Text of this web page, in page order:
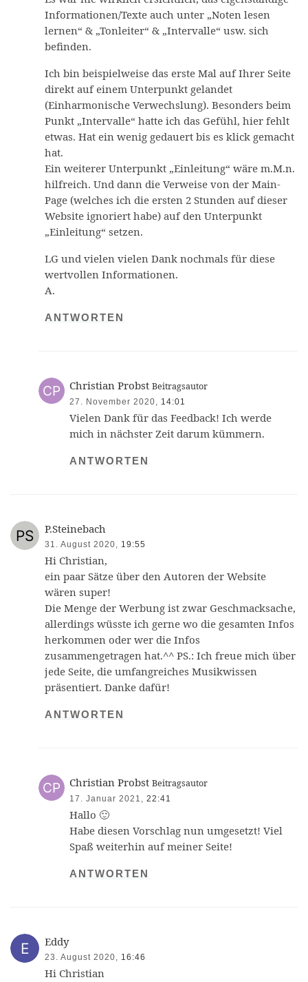
Informationen/Texte auch unter „Noten lesen
lernen“ & „Tonleiter“ & „Intervalle“ usw. sich
befinden.
Ich bin beispielweise das erste Mal auf Ihrer Seite
direkt auf einem Unterpunkt gelandet
(Einharmonische Verwechslung). Besonders beim
Punkt „Intervalle“ hatte ich das Gefühl, hier fehlt
etwas. Hat ein wenig gedauert bis es klick gemacht
hat.
Ein weiterer Unterpunkt „Einleitung“ wäre m.M.n.
hilfreich. Und dann die Verweise von der Main-
Page (welches ich die ersten 2 Stunden auf dieser
Website ignoriert habe) auf den Unterpunkt
„Einleitung“ setzen.
LG und vielen vielen Dank nochmals für diese
wertvollen Informationen.
A.
ANTWORTEN
Christian Probst Beitragsautor
27. November 2020, 14:01
Vielen Dank für das Feedback! Ich werde
mich in nächster Zeit darum kümmern.
ANTWORTEN
P.Steinebach
31. August 2020, 19:55
Hi Christian,
ein paar Sätze über den Autoren der Website
wären super!
Die Menge der Werbung ist zwar Geschmacksache,
allerdings wüsste ich gerne wo die gesamten Infos
herkommen oder wer die Infos
zusammengetragen hat.^^ PS.: Ich freue mich über
jede Seite, die umfangreiches Musikwissen
präsentiert. Danke dafür!
ANTWORTEN
Christian Probst Beitragsautor
17. Januar 2021, 22:41
Hallo 🙂
Habe diesen Vorschlag nun umgesetzt! Viel
Spaß weiterhin auf meiner Seite!
ANTWORTEN
Eddy
23. August 2020, 16:46
Hi Christian